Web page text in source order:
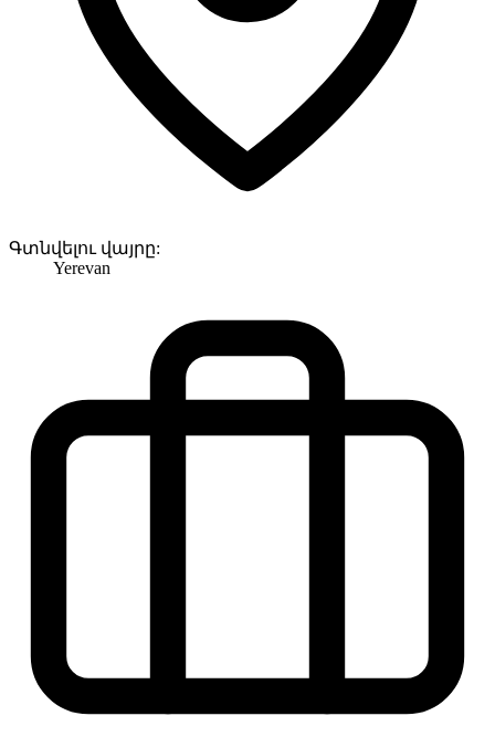
Գտնվելու վայրը:
Yerevan